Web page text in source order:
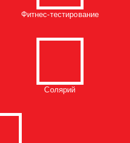
Фитнес-тестирование
Солярий